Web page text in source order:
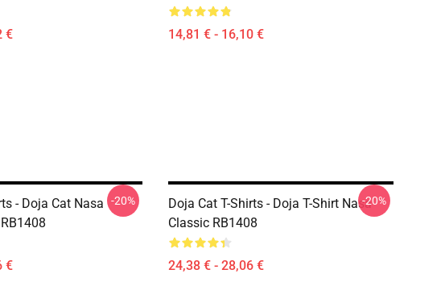
€ 14,81 € - 16,10 €
- Doja Cat Nasa
€
-20%
Doja Cat T-Shirts - Doja T-Shirt Nasa
Classic RB1408
24,38 € - 28,06 €
-20%